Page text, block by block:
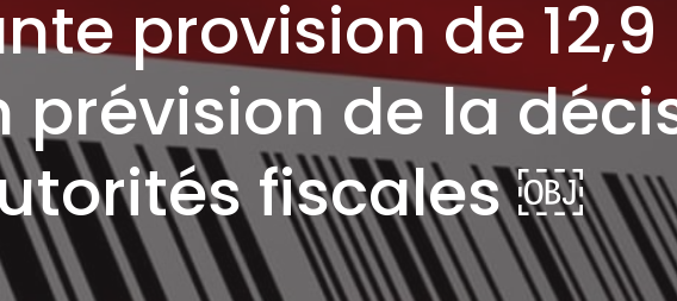
provision de
prévision de la
fiscales ￼